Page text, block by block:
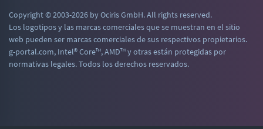
Copyright © 2003-2026 by Ociris GmbH. All rights reserved.
Los logotipos y las marcas comerciales que se muestran en el sitio
web pueden ser marcas comerciales de sus respectivos propietarios.
g-portal.com, Intel® Core™, AMD™ y otras están protegidas por
normativas legales. Todos los derechos reservados.